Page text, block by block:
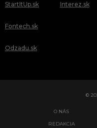
StartItUp.sk
Fontech.sk
Odzadu.sk
Interez.sk
©
O NÁS
REDAKCIA